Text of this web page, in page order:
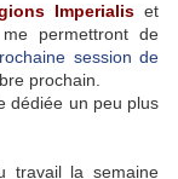
Imperialis et
permettront de
session de
prochain.
dédiée un peu plus
travail la semaine